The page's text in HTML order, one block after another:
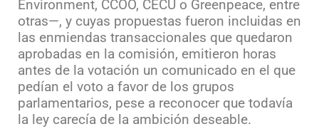
Environment, CCOO, CECU o Greenpeace, entre
otras—, y cuyas propuestas fueron incluidas en
las enmiendas transaccionales que quedaron
aprobadas en la comisión, emitieron horas
antes de la votación un comunicado en el que
pedían el voto a favor de los grupos
parlamentarios, pese a reconocer que todavía
la ley carecía de la ambición deseable.